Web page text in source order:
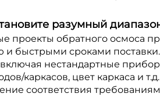
разумный
проекты обратного осмоса
и быстрыми сроками
включая нестандартные
каркасов, цвет каркаса и
соответствия